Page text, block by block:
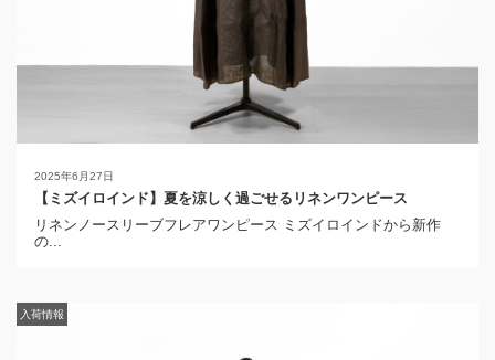
2025年6月27日
【ミズイロインド】夏を涼しく過ごせるリネンワンピース
リネンノースリーブフレアワンピース ミズイロインドから新作
の...
入荷情報